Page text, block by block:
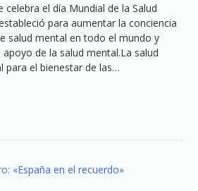
celebra el día Mundial de la Salud
para aumentar la conciencia
salud mental en todo el mundo y
de la salud mental.La salud
para el bienestar de las…